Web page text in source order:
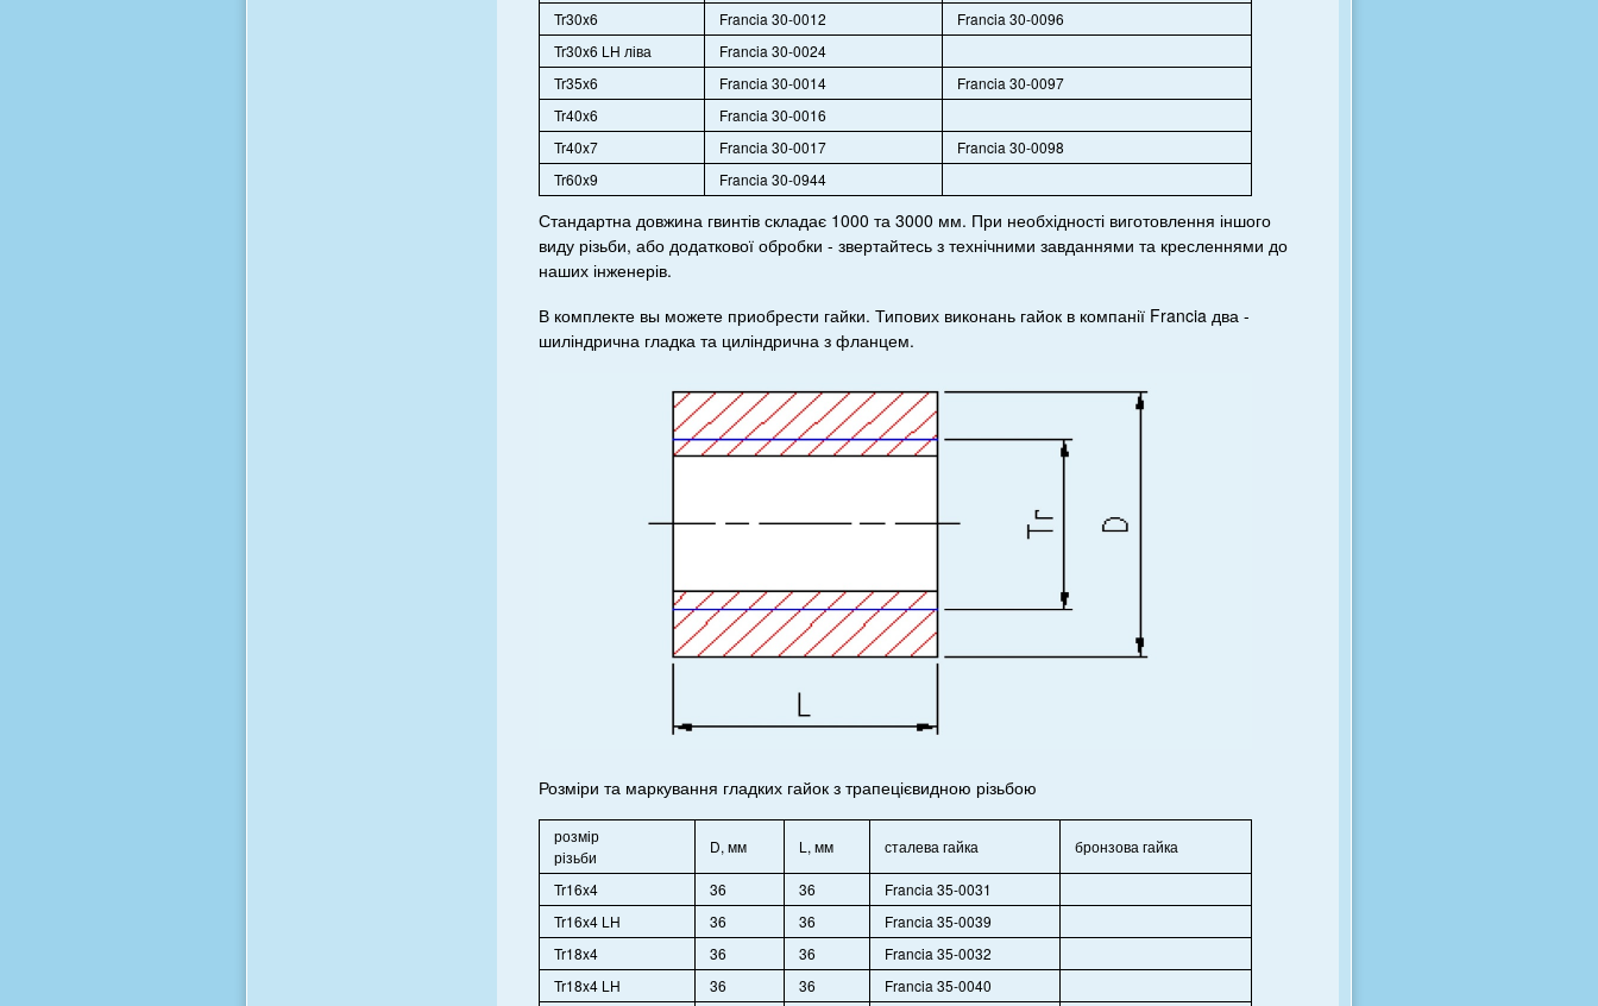
Tr30x6
Francia 30-0012
Francia 30-0096
Tr30x6 LH ліва
Francia 30-0024
Tr35x6
Francia 30-0014
Francia 30-0097
Tr40x6
Francia 30-0016
Tr40x7
Francia 30-0017
Francia 30-0098
Tr60x9
Francia 30-0944
Стандартна довжина гвинтів складає 1000 та 3000 мм. При необхідності виготовлення іншого
виду різьби, або додаткової обробки - звертайтесь з технічними завданнями та кресленнями до
наших інженерів.
В комплекте вы можете приобрести гайки. Типових виконань гайок в компанії Francia два -
шиліндрична гладка та циліндрична з фланцем.
Розміри та маркування гладких гайок з трапецієвидною різьбою
розмір
різьби
D, мм L, мм сталева гайка бронзова гайка
Tr16x4 36 36
Francia 35-0031
Tr16x4 LH
36 36
Francia 35-0039
Tr18x4
36 36
Francia 35-0032
Tr18x4 LH
36 36
Francia 35-0040